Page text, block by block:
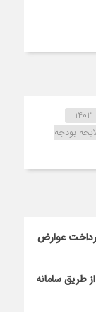
بودجه
از پرداخت عوارض
طریق سامانه